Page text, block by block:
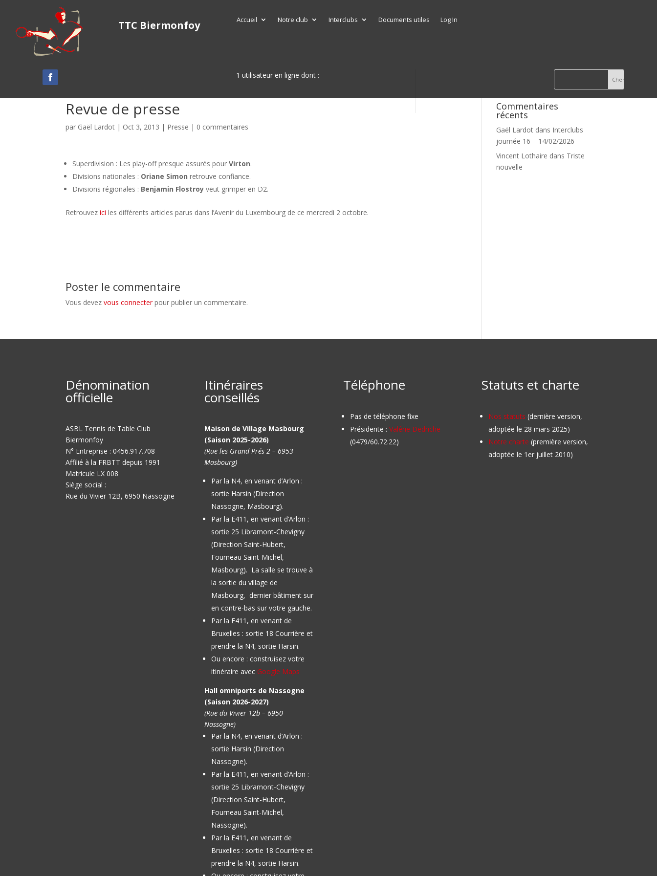
TTC Biermonfoy Accueil Notre club Interclubs Documents utiles Log In
1 utilisateur en ligne dont :
Revue de presse
par Gaël Lardot | Oct 3, 2013 | Presse | 0 commentaires
Superdivision : Les play-off presque assurés pourVirton.
Divisions nationales : Oriane Simon retrouve confiance.
Divisions régionales : Benjamin Flostroy veut grimper en D2.
Retrouvezici les différents articles parus dans l’Avenir du Luxembourg de ce mercredi 2 octobre.
Poster le commentaire
Vous devezvous connecterpour publier un commentaire.
Commentaires
récents
Gaël Lardot dans Interclubs
journée 16 – 14/02/2026
Vincent Lothaire dans Triste
nouvelle
Dénomination
officielle
ASBL Tennis de Table Club
Biermonfoy
N° Entreprise : 0456.917.708
Affilié à la FRBTT depuis 1991
Matricule LX 008
Siège social :
Rue du Vivier 12B, 6950 Nassogne
Itinéraires
conseillés
Maison de Village Masbourg
(Saison 2025-2026)
(Rue les Grand Prés 2 – 6953
Masbourg)
Par la N4, en venant d’Arlon :
sortie Harsin (Direction
Nassogne, Masbourg).
Par la E411, en venant d’Arlon :
sortie 25 Libramont-Chevigny
(Direction Saint-Hubert,
Fourneau Saint-Michel,
Masbourg). La salle se trouve à
la sortie du village de
Masbourg, dernier bâtiment sur
en contre-bas sur votre gauche.
Par la E411, en venant de
Bruxelles : sortie 18 Courrière et
prendre la N4, sortie Harsin.
Ou encore : construisez votre
itinéraire avec Google Maps
Hall omniports de Nassogne
(Saison 2026-2027)
(Rue du Vivier 12b – 6950
Nassogne)
Par la N4, en venant d’Arlon :
sortie Harsin (Direction
Nassogne).
Par la E411, en venant d’Arlon :
sortie 25 Libramont-Chevigny
(Direction Saint-Hubert,
Fourneau Saint-Michel,
Nassogne).
Par la E411, en venant de
Bruxelles : sortie 18 Courrière et
prendre la N4, sortie Harsin.
Téléphone
Pas de téléphone fixe
Présidente : Valérie Dedriche
(0479/60.72.22)
Statuts et charte
Nos statuts (dernière version,
adoptée le 28 mars 2025)
Notre charte (première version,
adoptée le 1er juillet 2010)